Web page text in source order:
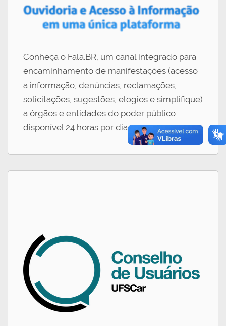
Conheça o Fala.BR, um canal integrado para
encaminhamento de manifestações (acesso
a informação, denúncias, reclamações,
solicitações, sugestões, elogios e simplifique)
a órgãos e entidades do poder público
disponível 24 horas por dia.